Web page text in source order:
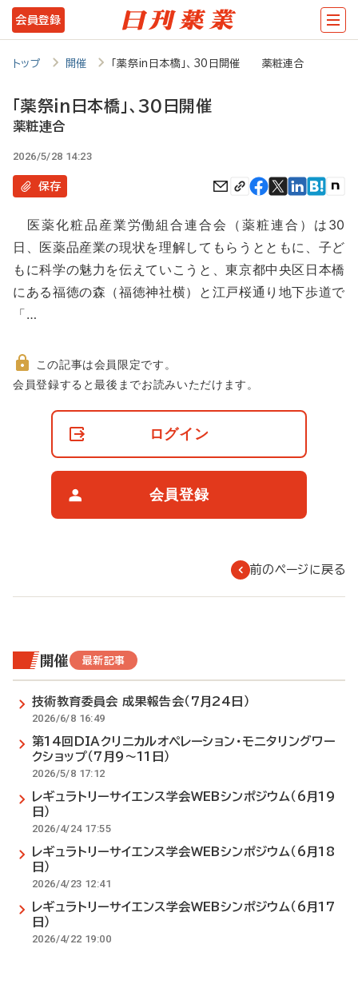
メ
イ
ツ
移
会員登録
トップ 開催 「薬祭in日本橋」、30日開催 薬粧連合
「薬祭in日本橋」、30日開催
薬粧連合
2026/5/28 14:23
保存
医薬化粧品産業労働組合連合会（薬粧連合）は30
日、医薬品産業の現状を理解してもらうとともに、子ど
もに科学の魅力を伝えていこうと、東京都中央区日本橋
にある福徳の森（福徳神社横）と江戸桜通り地下歩道で
「…
非
この記事は会員限定です。
会員登録すると最後までお読みいただけます。
ログイン
会員登録
前のページに戻る
開催 最新記事
技術教育委員会 成果報告会（7月24日）
2026/6/8 16:49
第14回DIAクリニカルオペレーション・モニタリングワー
クショップ（7月9～11日）
2026/5/8 17:12
レギュラトリーサイエンス学会WEBシンポジウム（6月19
日）
2026/4/24 17:55
レギュラトリーサイエンス学会WEBシンポジウム（6月18
日）
2026/4/23 12:41
レギュラトリーサイエンス学会WEBシンポジウム（6月17
日）
2026/4/22 19:00